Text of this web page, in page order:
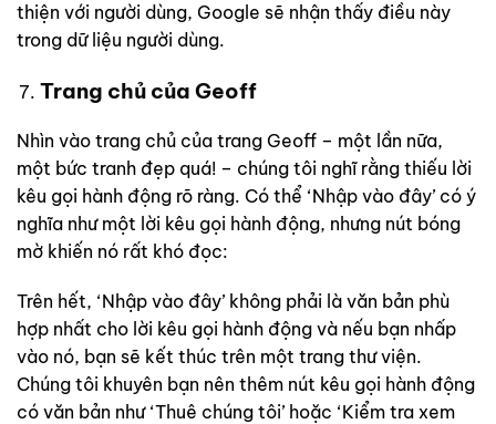
thiện với người dùng, Google sẽ nhận thấy điều này
trong dữ liệu người dùng.
Trang chủ của Geoff
Nhìn vào trang chủ của trang Geoff – một lần nữa,
một bức tranh đẹp quá! – chúng tôi nghĩ rằng thiếu lời
kêu gọi hành động rõ ràng. Có thể ‘Nhập vào đây’ có ý
nghĩa như một lời kêu gọi hành động, nhưng nút bóng
mờ khiến nó rất khó đọc:
Trên hết, ‘Nhập vào đây’ không phải là văn bản phù
hợp nhất cho lời kêu gọi hành động và nếu bạn nhấp
vào nó, bạn sẽ kết thúc trên một trang thư viện.
Chúng tôi khuyên bạn nên thêm nút kêu gọi hành động
có văn bản như ‘Thuê chúng tôi’ hoặc ‘Kiểm tra xem